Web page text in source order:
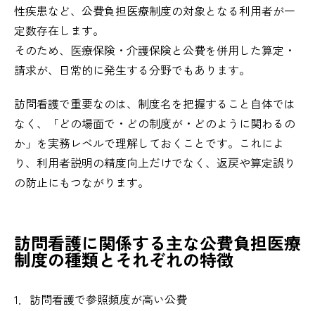
性疾患など、公費負担医療制度の対象となる利用者が一
定数存在します。
そのため、医療保険・介護保険と公費を併用した算定・
請求が、日常的に発生する分野でもあります。
訪問看護で重要なのは、制度名を把握すること自体では
なく、「どの場面で・どの制度が・どのように関わるの
か」を実務レベルで理解しておくことです。これによ
り、利用者説明の精度向上だけでなく、返戻や算定誤り
の防止にもつながります。
訪問看護に関係する主な公費負担医療
制度の種類とそれぞれの特徴
1．訪問看護で参照頻度が高い公費